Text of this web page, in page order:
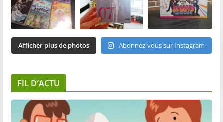
Afficher plus de photos Abonnez-vous sur Instagram
FIL D’ACTU